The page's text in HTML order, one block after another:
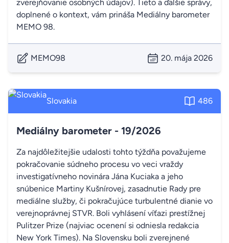
zverejňovanie osobných údajov). Tieto a ďalšie správy,
doplnené o kontext, vám prináša Mediálny barometer
MEMO 98.
MEMO98 20. mája 2026
Slovakia 486
Mediálny barometer - 19/2026
Za najdôležitejšie udalosti tohto týždňa považujeme
pokračovanie súdneho procesu vo veci vraždy
investigatívneho novinára Jána Kuciaka a jeho
snúbenice Martiny Kušnírovej, zasadnutie Rady pre
mediálne služby, či pokračujúce turbulentné dianie vo
verejnoprávnej STVR. Boli vyhlásení víťazi prestížnej
Pulitzer Prize (najviac ocenení si odniesla redakcia
New York Times). Na Slovensku boli zverejnené